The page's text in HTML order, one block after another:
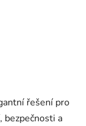
řešení pro
bezpečnosti a